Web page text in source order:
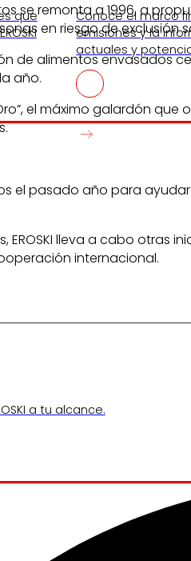
que
Conoce el marco
emisiones y la
actuales y
a tu alcance.
se remonta a 1996, a
en riesgo de exclusión
de alimentos
año.
el máximo galardón
el pasado año para
lleva a cabo otras
internacional.